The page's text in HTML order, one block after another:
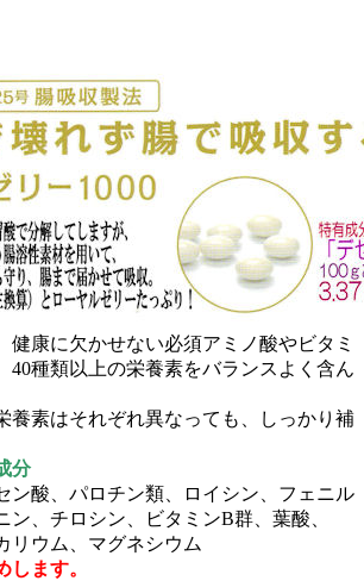
健康に欠かせない必須アミノ酸やビタミ
40種類以上の栄養素をバランスよく含ん
養素はそれぞれ異なっても、しっかり補
分
ン酸、パロチン類、ロイシン、フェニル
ン、チロシン、ビタミンB群、葉酸、
リウム、マグネシウム
します。